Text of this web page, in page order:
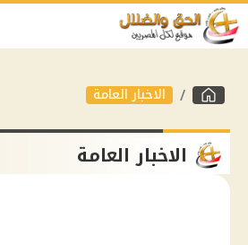
الاخبار العامة
الاخبار العامة